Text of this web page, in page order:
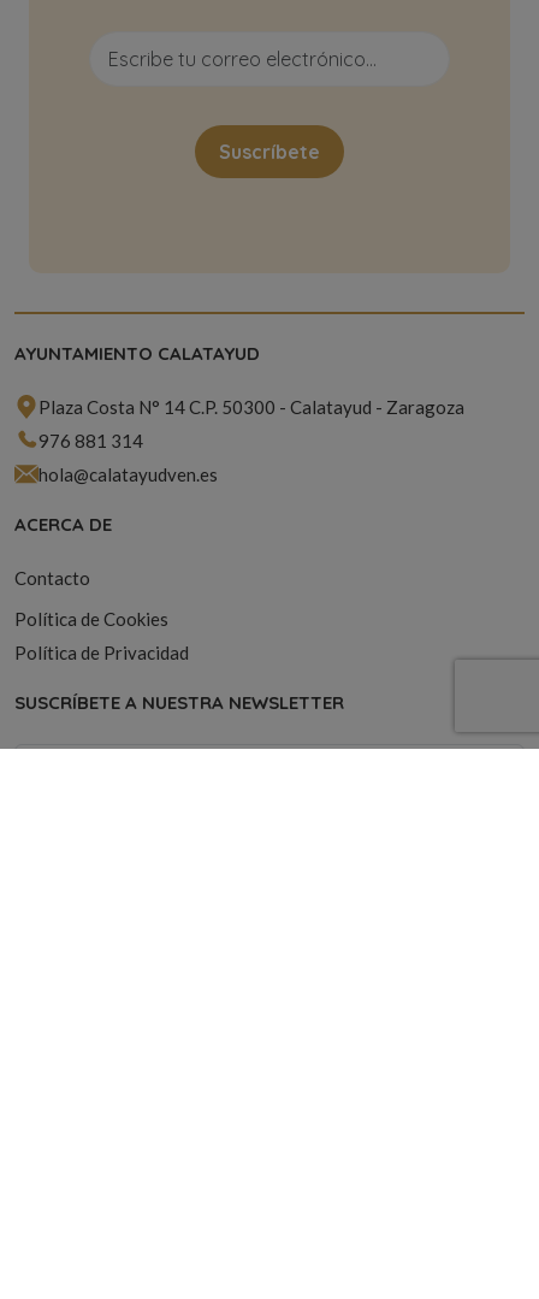
AYUNTAMIENTO CALATAYUD
Plaza Costa N° 14 C.P. 50300 - Calatayud - Zaragoza
976 881 314
hola@calatayudven.es
ACERCA DE
Contacto
Política de Cookies
Política de Privacidad
SUSCRÍBETE A NUESTRA NEWSLETTER